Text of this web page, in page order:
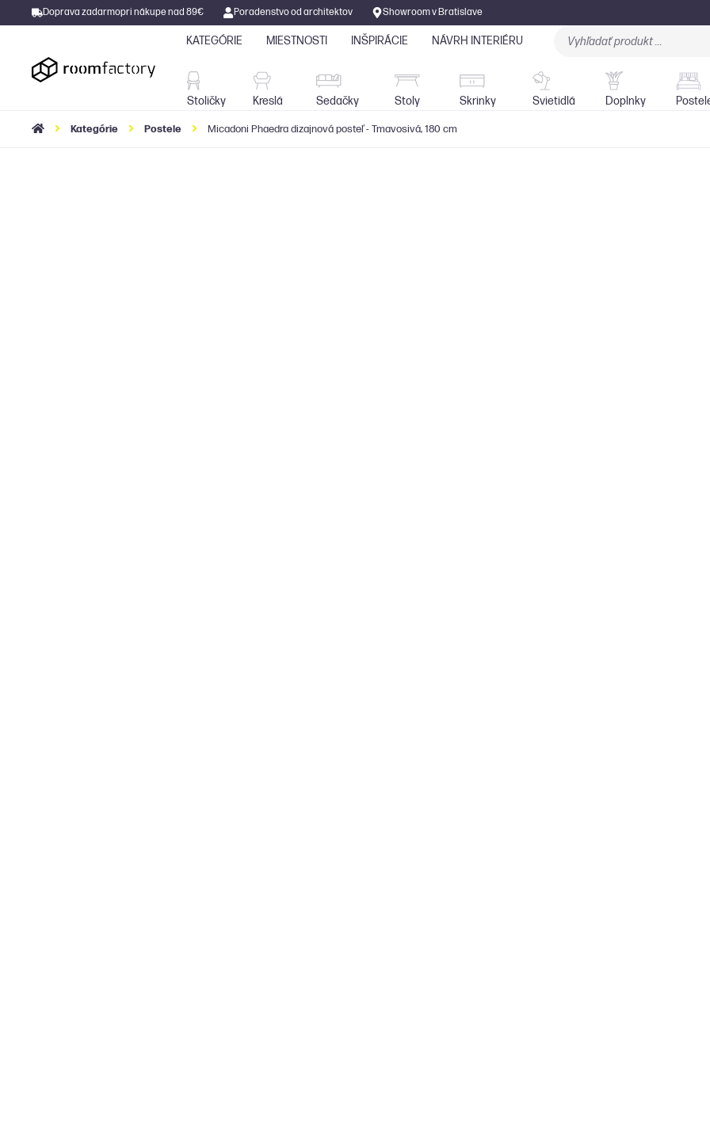
Doprava zadarmopri nákupe nad 89€ Poradenstvo od architektov Showroom v Bratislave
KATEGÓRIE
Kreslá Sedačky Svietidlá
MIESTNOSTI INŠPIRÁCIE NÁVRH INTERIÉRU
Stoličky Kreslá Sedačky Stoly Skrinky Svietidlá Doplnky
Kategórie Postele Micadoni Phaedra dizajnová posteľ - Tmavosivá, 180 cm